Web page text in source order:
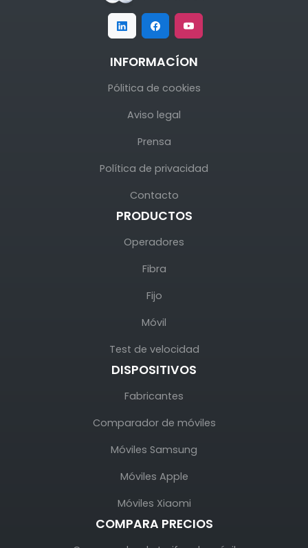
INFORMACÍON
Pólitica de cookies
Aviso legal
Prensa
Política de privacidad
Contacto
PRODUCTOS
Operadores
Fibra
Fijo
Móvil
Test de velocidad
DISPOSITIVOS
Fabricantes
Comparador de móviles
Móviles Samsung
Móviles Apple
Móviles Xiaomi
COMPARA PRECIOS